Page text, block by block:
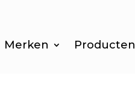
Merken Producten